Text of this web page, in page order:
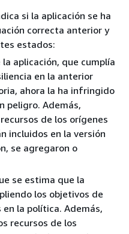
si la aplicación se ha
correcta anterior y
estados:
la aplicación, que cumplía
en la anterior
ahora la ha infringido
peligro. Además,
de los orígenes
incluidos en la versión
se agregaron o
se estima que la
los objetivos de
en la política. Además,
recursos de los